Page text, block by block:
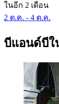
ในอีก 2 เดือน
2 ต.ค. - 4 ต.ค.
บีแอนด์บีใ